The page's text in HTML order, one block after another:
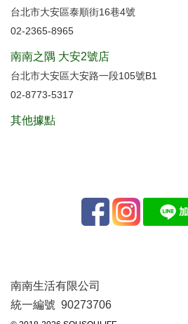
台北市大安區泰順街16巷4號
02-2365-8965
南南之隅 大安2號店
台北市大安區大安路一段105號B1
02-8773-5317
其他據點
南南生活有限公司
統一編號 90273706